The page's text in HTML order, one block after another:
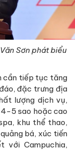
Sơn phát biểu
cần tiếp tục tăng
đặc trưng địa
lượng dịch vụ,
5 sao hoặc cao
khu thể thao,
bá, xúc tiến
với Campuchia,